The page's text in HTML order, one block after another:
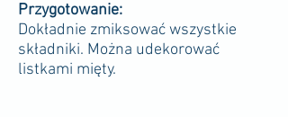
Przygotowanie:
Dokładnie zmiksować wszystkie
składniki. Można udekorować
listkami mięty.